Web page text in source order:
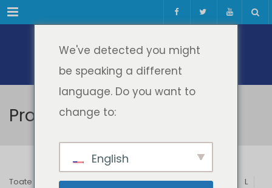
Meniul
Profesori & Invitați
Toate B C D E F G H I J
L
We've detected you might
be speaking a different
language. Do you want to
change to:
English